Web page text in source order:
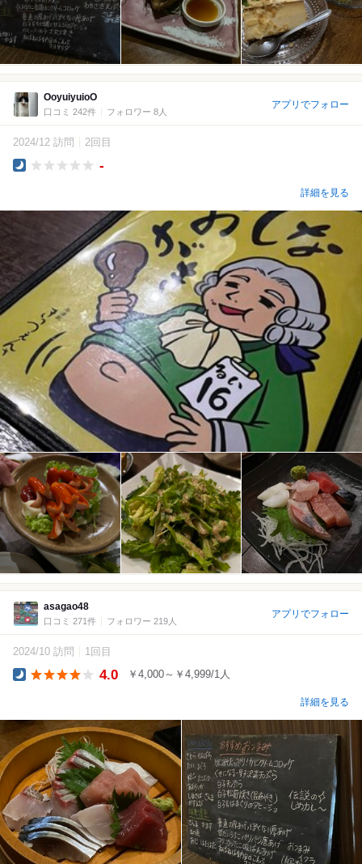
OoyuiyuioO
口コミ 242件 フォロワー 8人
アプリでフォロー
2024/12 訪問 2回目
-
詳細を見る
asagao48
口コミ 271件 フォロワー 219人
アプリでフォロー
2024/10 訪問 1回目
4.0 ￥4,000～￥4,999/1人
詳細を見る